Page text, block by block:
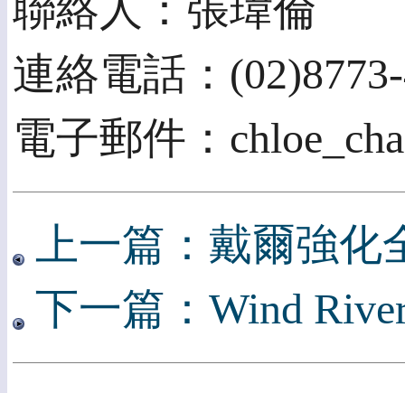
聯絡人：張瑋倫
連絡電話：
電子郵件：
上一篇：戴爾強
下一篇：Wind